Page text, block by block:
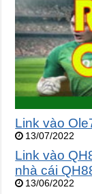
Link vào
13/07/2022
Link vào
nhà cái
13/06/2022